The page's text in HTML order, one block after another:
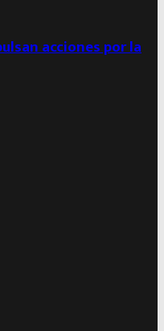
acciones por la